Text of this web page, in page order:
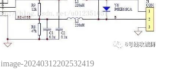
image-20240312202532419